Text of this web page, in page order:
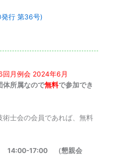
行 第36号)
回月例会 2024年6月
体所属なので無料で参加でき
術士会の会員であれば、無料
14:00-17:00 （懇親会